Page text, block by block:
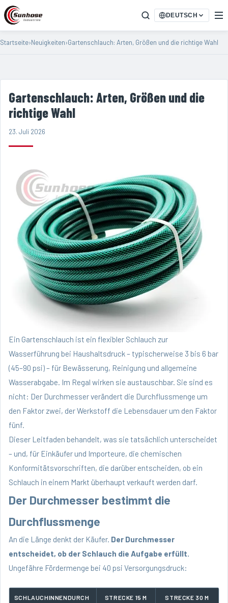
DEUTSCH
Startseite›Neuigkeiten›Gartenschlauch: Arten, Größen und die richtige Wahl
Gartenschlauch: Arten, Größen und die
richtige Wahl
23. Juli 2026
Ein Gartenschlauch ist ein flexibler Schlauch zur
Wasserführung bei Haushaltsdruck – typischerweise 3 bis 6 bar
(45–90 psi) – für Bewässerung, Reinigung und allgemeine
Wasserabgabe. Im Regal wirken sie austauschbar. Sie sind es
nicht: Der Durchmesser verändert die Durchflussmenge um
den Faktor zwei, der Werkstoff die Lebensdauer um den Faktor
fünf.
Dieser Leitfaden behandelt, was sie tatsächlich unterscheidet
– und, für Einkäufer und Importeure, die chemischen
Konformitätsvorschriften, die darüber entscheiden, ob ein
Schlauch in einem Markt überhaupt verkauft werden darf.
Der Durchmesser bestimmt die
Durchflussmenge
An die Länge denkt der Käufer. Der Durchmesser
entscheidet, ob der Schlauch die Aufgabe erfüllt.
Ungefähre Fördermenge bei 40 psi Versorgungsdruck:
SCHLAUCHINNENDURCH
STRECKE 15 M
STRECKE 30 M